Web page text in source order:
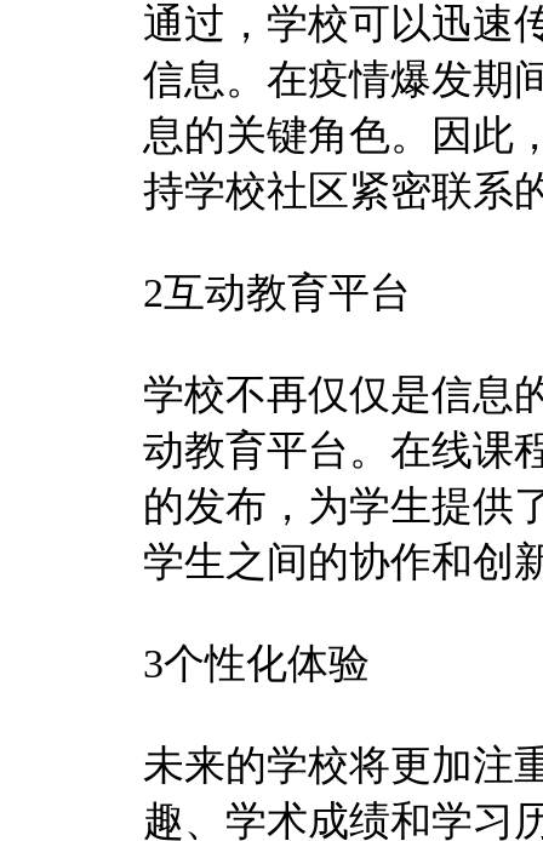
通过，学校可以迅速
信息。在疫情爆发期
息的关键角色。因此
持学校社区紧密联系
2互动教育平台
学校不再仅仅是信息
动教育平台。在线课
的发布，为学生提供
学生之间的协作和创
3个性化体验
未来的学校将更加注
趣、学术成绩和学习